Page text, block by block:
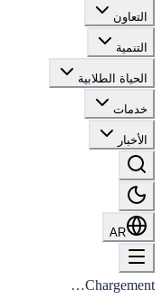
التعاون
التنمية
الحياة الطلابية
خدمات
الأخبار
AR
Chargement…